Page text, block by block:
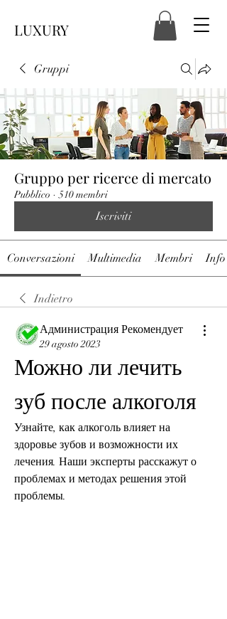
LUXURY
Gruppi
Gruppo per ricerce di mercato
Pubblico · 510 membri
Iscriviti
Conversazioni Multimedia Membri Info
Indietro
Администрация Рекомендует
29 agosto 2023
Можно ли лечить
зуб после алкоголя
Узнайте, как алкоголь влияет на
здоровье зубов и возможности их
лечения. Наши эксперты расскажут о
проблемах и методах решения этой
проблемы.